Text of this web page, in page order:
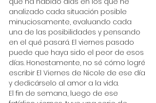
analizado cada situación posible
minuciosamente, evaluando cada
una de las posibilidades y pensando
en el qué pasará. El viernes pasado
puede que haya sido el peor de esos
días. Honestamente, no sé cómo logré
escribir El Viernes de Nicole de ese día
y dedicárselo al amor a la vida.
El fin de semana, luego de ese